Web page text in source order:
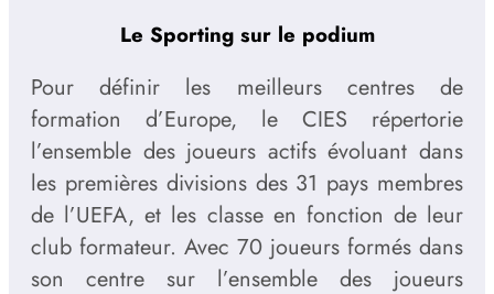
Le Sporting sur le podium
Pour définir les meilleurs centres de
formation d’Europe, le CIES répertorie
l’ensemble des joueurs actifs évoluant dans
les premières divisions des 31 pays membres
de l’UEFA, et les classe en fonction de leur
club formateur. Avec 70 joueurs formés dans
son centre sur l’ensemble des joueurs